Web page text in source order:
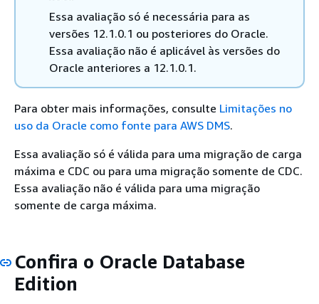
Essa avaliação só é necessária para as
versões 12.1.0.1 ou posteriores do Oracle.
Essa avaliação não é aplicável às versões do
Oracle anteriores a 12.1.0.1.
Para obter mais informações, consulte Limitações no
uso da Oracle como fonte para AWS DMS.
Essa avaliação só é válida para uma migração de carga
máxima e CDC ou para uma migração somente de CDC.
Essa avaliação não é válida para uma migração
somente de carga máxima.
Confira o Oracle Database
Edition